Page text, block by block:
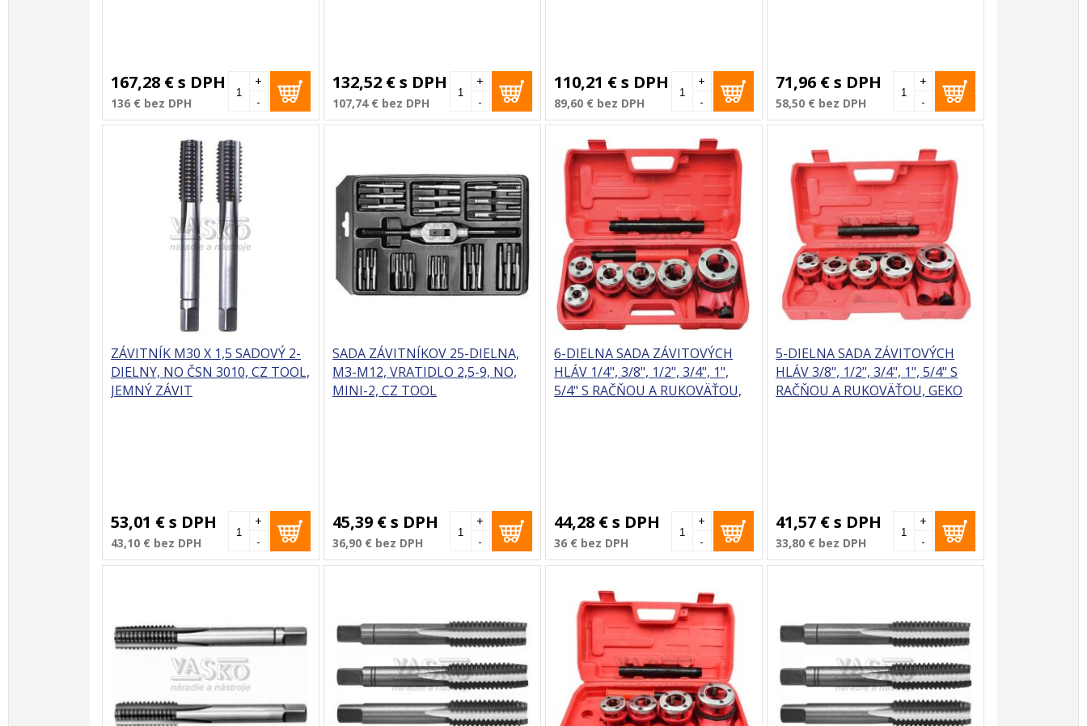
167,28 €s DPH
136 € bez DPH -
+ 132,52 €s DPH
107,74 € bez DPH -
+ 110,21 €s DPH
89,60 € bez DPH -
+ 71,96 €s DPH
58,50 € bez DPH -
+
ZÁVITNÍK M30 X 1,5 SADOVÝ 2-
DIELNY, NO ČSN 3010, CZ TOOL,
JEMNÝ ZÁVIT
53,01 €s DPH
43,10 € bez DPH -
+
SADA ZÁVITNÍKOV 25-DIELNA,
M3-M12, VRATIDLO 2,5-9, NO,
MINI-2, CZ TOOL
45,39 €s DPH
36,90 € bez DPH -
+
6-DIELNA SADA ZÁVITOVÝCH
HLÁV 1/4", 3/8", 1/2", 3/4", 1",
5/4" S RAČŇOU A RUKOVÄŤOU,
44,28 €s DPH
36 € bez DPH -
+
5-DIELNA SADA ZÁVITOVÝCH
HLÁV 3/8", 1/2", 3/4", 1", 5/4" S
RAČŇOU A RUKOVÄŤOU, GEKO
41,57 €s DPH
33,80 € bez DPH -
+